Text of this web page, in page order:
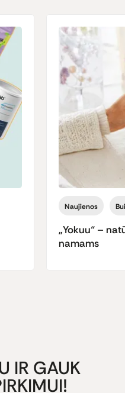
Naujienos
„Yokuu“ –
namams
IR GAUK